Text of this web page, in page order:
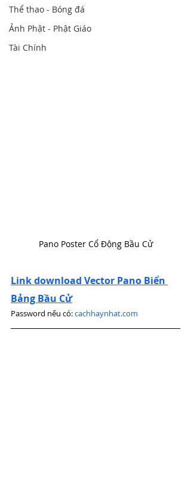
Thể thao - Bóng đá
Ảnh Phật - Phật Giáo
Tài Chính
Pano Poster Cổ Động Bầu Cử
Link download Vector Pano Biển
Bảng Bầu Cử
Password nếu có: cachhaynhat.com